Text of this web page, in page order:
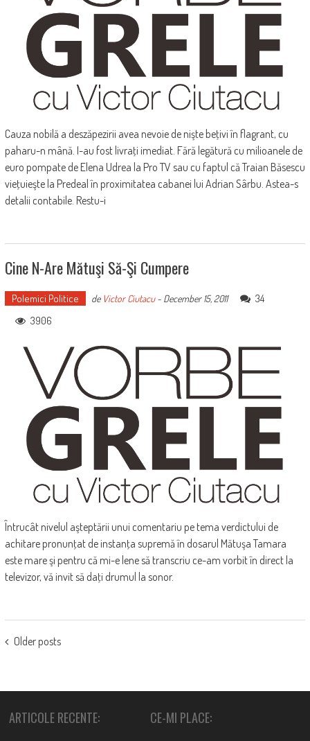
Cauza nobilă a deszăpezirii avea nevoie de nişte beţivi în flagrant, cu
paharu-n mână. I-au fost livraţi imediat. Fără legătură cu milioanele de
euro pompate de Elena Udrea la Pro TV sau cu faptul că Traian Băsescu
vieţuieşte la Predeal în proximitatea cabanei lui Adrian Sârbu. Astea-s
detalii contabile. Restu-i
Cine N-Are Mătuşi Să-Şi Cumpere
Polemici Politice de Victor Ciutacu- December 15, 2011
34
3906
Întrucât nivelul aşteptării unui comentariu pe tema verdictului de
achitare pronunţat de instanţa supremă în dosarul Mătuşa Tamara
este mare şi pentru că mi-e lene să transcriu ce-am vorbit în direct la
televizor, vă invit să daţi drumul la sonor.
POSTS
Older posts
ARTICOLE RECENTE: CE-MI PLACE: